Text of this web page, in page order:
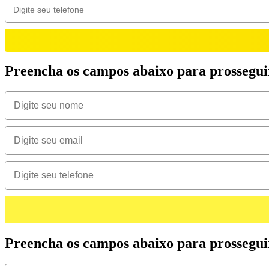
Preencha os campos abaixo para
Preencha os campos abaixo para